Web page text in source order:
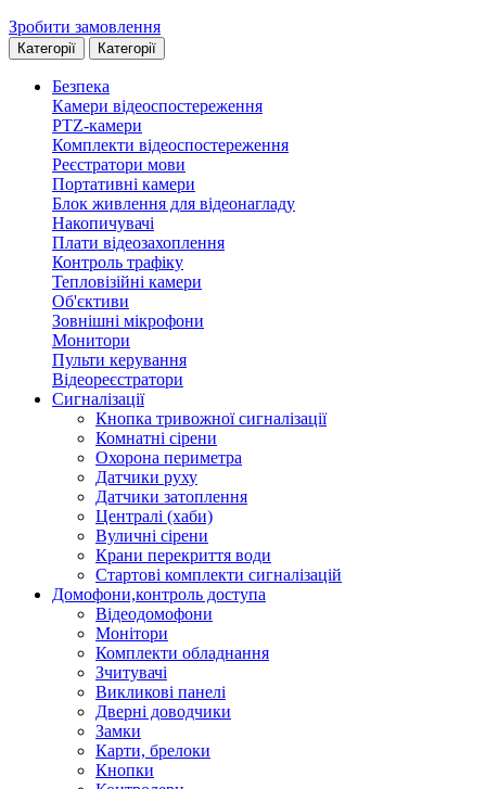
Зробити замовлення
Категорії Категорії
Безпека
Камери відеоспостереження
PTZ-камери
Комплекти відеоспостереження
Реєстратори мови
Портативні камери
Блок живлення для відеонагладу
Накопичувачі
Плати відеозахоплення
Контроль трафіку
Тепловізійні камери
Об'єктиви
Зовнішні мікрофони
Монитори
Пульти керування
Відеореєстратори
Сигналізації
Кнопка тривожної сигналізації
Комнатні сірени
Охорона периметра
Датчики руху
Датчики затоплення
Централі (хаби)
Вуличні сірени
Крани перекриття води
Стартові комплекти сигналізацій
Домофони,контроль доступа
Відеодомофони
Монітори
Комплекти обладнання
Зчитувачі
Викликові панелі
Дверні доводчики
Замки
Карти, брелоки
Кнопки